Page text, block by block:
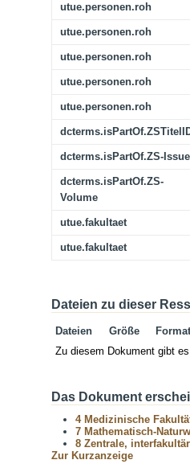
utue.personen.roh
utue.personen.roh
utue.personen.roh
utue.personen.roh
utue.personen.roh
dcterms.isPartOf.ZS-Issue
dcterms.isPartOf.ZS-
Volume
utue.fakultaet
utue.fakultaet
Dateien zu dieser
Dateien Größe
Format
Zu diesem Dokument gibt
Das Dokument
4 Medizinische
7 Mathematisch-
8 Zentrale,
Zur Kurzanzeige